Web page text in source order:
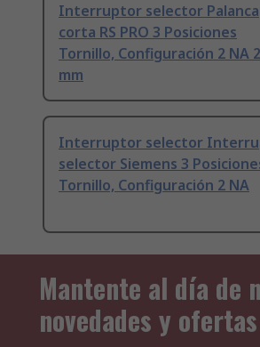
Interruptor selector Palanca
corta RS PRO 3 Posiciones
Tornillo, Configuración 2 NA
mm
Interruptor selector
selector Siemens 3
Tornillo, Configuración 2 NA
Mantente al día de
novedades y ofertas